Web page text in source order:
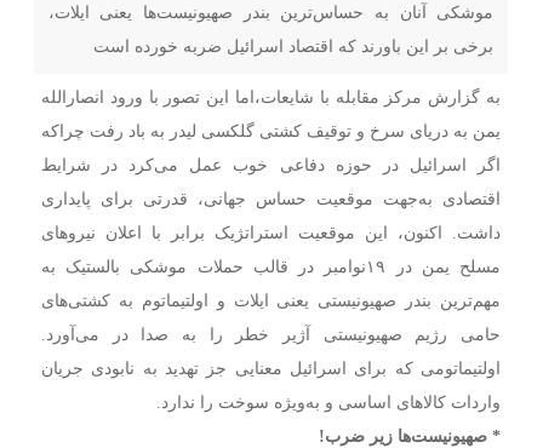
موشکی آنان به حساس‌ترین بندر صهیونیست‌ها یعنی ایلات،
برخی بر این باورند که اقتصاد اسرائیل ضربه خورده است
به گزارش مرکز مقابله با شایعات،اما این تصور با ورود انصارالله
یمن به دریای سرخ و توقیف کشتی گلکسی لیدر به باد رفت چراکه
اگر اسرائیل در حوزه دفاعی خوب عمل می‌کرد در شرایط
اقتصادی به‌جهت موقعیت حساس جهانی، قدرتی برای پایداری
داشت. اکنون، این موقعیت استراتژیک برابر با اعلان نیروهای
مسلح یمن در ۱۹نوامبر در قالب حملات موشکی بالستیک به
مهم‌ترین بندر صهیونیستی یعنی ایلات و اولتیماتوم به کشتی‌های
حامی رژیم صهیونیستی آژیر خطر را به صدا در می‌آورد.
اولتیماتومی که برای اسرائیل ‌معنایی جز تهدید به نابودی جریان
واردات کالاهای اساسی و به‌ویژه سوخت را ندارد.
* صهیونیست‌ها زیر ضرب!